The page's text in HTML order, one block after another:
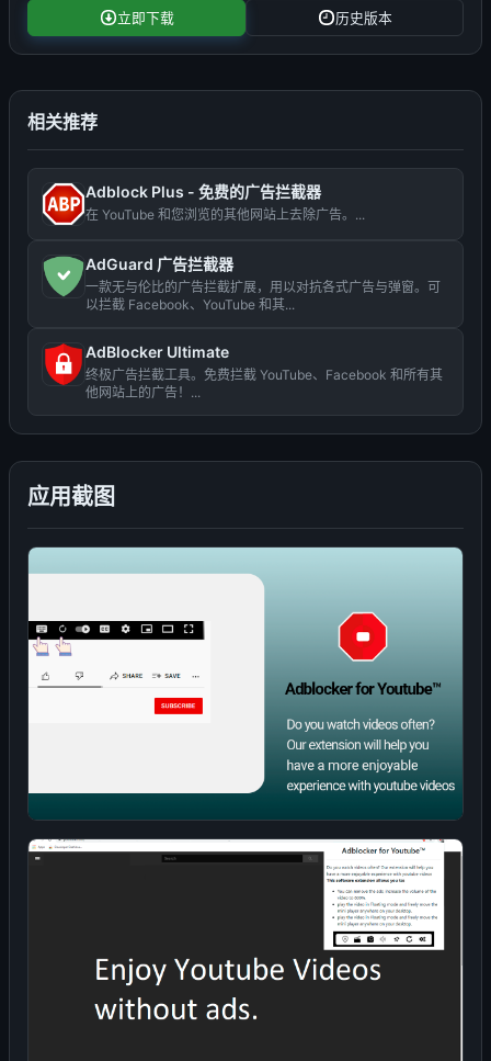
立即下载 历史版本
应用截图
相关推荐
Adblock Plus - 免费的广告拦截器
在 YouTube 和您浏览的其他网站上去除广告。...
AdGuard 广告拦截器
一款无与伦比的广告拦截扩展，用以对抗各式广告与弹窗。可
以拦截 Facebook、YouTube 和其...
AdBlocker Ultimate
终极广告拦截工具。免费拦截 YouTube、Facebook 和所有其
他网站上的广告！...